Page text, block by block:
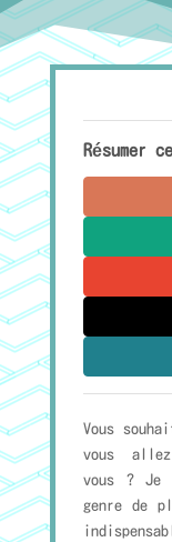
Résumer
Vous
vous
vous ? Je
genre de